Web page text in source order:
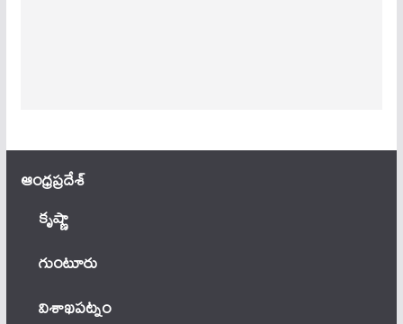
ఆంధ్ర‌ప్ర‌దేశ్
కృష్ణా
గుంటూరు
విశాఖపట్నం